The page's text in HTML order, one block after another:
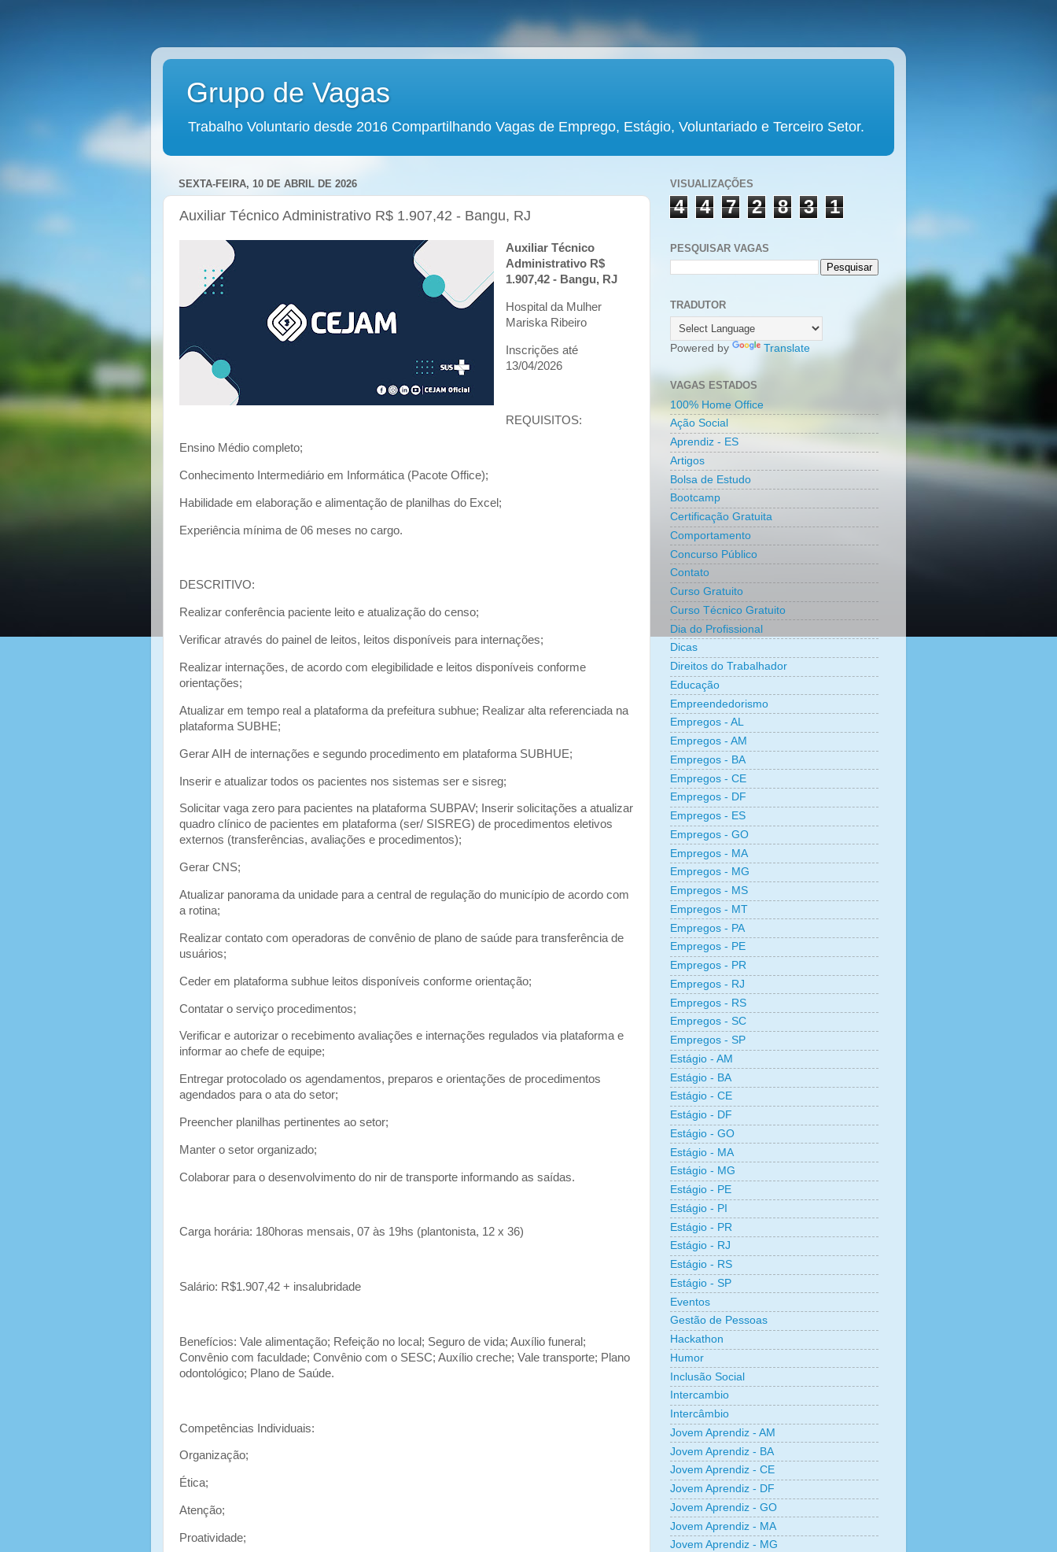
Grupo de Vagas
Trabalho Voluntario desde 2016 Compartilhando Vagas de Emprego, Estágio, Voluntariado e Terceiro Setor.
SEXTA-FEIRA, 10 DE ABRIL DE 2026
Auxiliar Técnico Administrativo R$ 1.907,42 - Bangu, RJ
Auxiliar Técnico
Administrativo R$
1.907,42 - Bangu, RJ
Hospital da Mulher
Mariska Ribeiro
Inscrições até
13/04/2026
REQUISITOS:
Ensino Médio completo;
Conhecimento Intermediário em Informática (Pacote Office);
Habilidade em elaboração e alimentação de planilhas do Excel;
Experiência mínima de 06 meses no cargo.
DESCRITIVO:
Realizar conferência paciente leito e atualização do censo;
Verificar através do painel de leitos, leitos disponíveis para internações;
Realizar internações, de acordo com elegibilidade e leitos disponíveis conforme
orientações;
Atualizar em tempo real a plataforma da prefeitura subhue; Realizar alta referenciada na
plataforma SUBHE;
Gerar AIH de internações e segundo procedimento em plataforma SUBHUE;
Inserir e atualizar todos os pacientes nos sistemas ser e sisreg;
Solicitar vaga zero para pacientes na plataforma SUBPAV; Inserir solicitações a atualizar
quadro clínico de pacientes em plataforma (ser/ SISREG) de procedimentos eletivos
externos (transferências, avaliações e procedimentos);
Gerar CNS;
Atualizar panorama da unidade para a central de regulação do município de acordo com
a rotina;
Realizar contato com operadoras de convênio de plano de saúde para transferência de
usuários;
Ceder em plataforma subhue leitos disponíveis conforme orientação;
Contatar o serviço procedimentos;
Verificar e autorizar o recebimento avaliações e internações regulados via plataforma e
informar ao chefe de equipe;
Entregar protocolado os agendamentos, preparos e orientações de procedimentos
agendados para o ata do setor;
Preencher planilhas pertinentes ao setor;
Manter o setor organizado;
Colaborar para o desenvolvimento do nir de transporte informando as saídas.
Carga horária: 180horas mensais, 07 às 19hs (plantonista, 12 x 36)
Salário: R$1.907,42 + insalubridade
Benefícios: Vale alimentação; Refeição no local; Seguro de vida; Auxílio funeral;
Convênio com faculdade; Convênio com o SESC; Auxílio creche; Vale transporte; Plano
odontológico; Plano de Saúde.
Competências Individuais:
Organização;
Ética;
Atenção;
Proatividade;
VISUALIZAÇÕES
4 4 7 2 8 3 1
PESQUISAR VAGAS
TRADUTOR
Powered by Translate
VAGAS ESTADOS
100% Home Office
Ação Social
Aprendiz - ES
Artigos
Bolsa de Estudo
Bootcamp
Certificação Gratuita
Comportamento
Concurso Público
Contato
Curso Gratuito
Curso Técnico Gratuito
Dia do Profissional
Dicas
Direitos do Trabalhador
Educação
Empreendedorismo
Empregos - AL
Empregos - AM
Empregos - BA
Empregos - CE
Empregos - DF
Empregos - ES
Empregos - GO
Empregos - MA
Empregos - MG
Empregos - MS
Empregos - MT
Empregos - PA
Empregos - PE
Empregos - PR
Empregos - RJ
Empregos - RS
Empregos - SC
Empregos - SP
Estágio - AM
Estágio - BA
Estágio - CE
Estágio - DF
Estágio - GO
Estágio - MA
Estágio - MG
Estágio - PE
Estágio - PI
Estágio - PR
Estágio - RJ
Estágio - RS
Estágio - SP
Eventos
Gestão de Pessoas
Hackathon
Humor
Inclusão Social
Intercambio
Intercâmbio
Jovem Aprendiz - AM
Jovem Aprendiz - BA
Jovem Aprendiz - CE
Jovem Aprendiz - DF
Jovem Aprendiz - GO
Jovem Aprendiz - MA
Jovem Aprendiz - MG